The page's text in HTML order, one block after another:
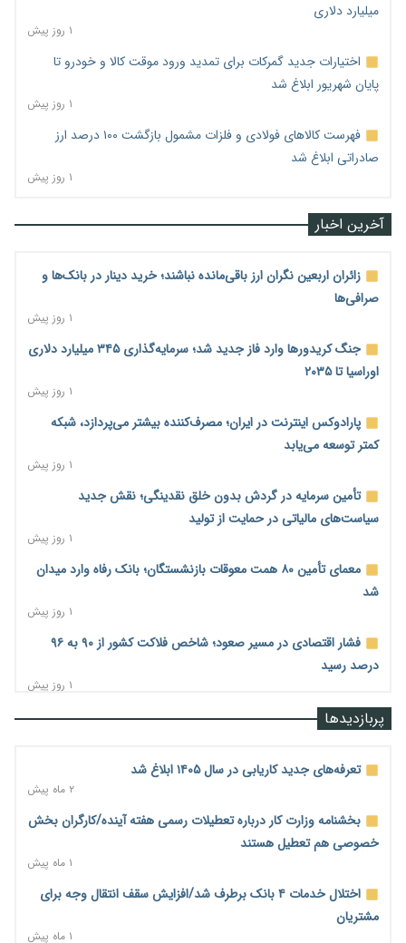
میلیارد دلاری
۱ روز پیش
اختیارات جدید گمرکات برای تمدید ورود موقت کالا و خودرو تا
پایان شهریور ابلاغ شد
۱ روز پیش
فهرست کالاهای فولادی و فلزات مشمول بازگشت ۱۰۰ درصد ارز
صادراتی ابلاغ شد
۱ روز پیش
آخرین اخبار
زائران اربعین نگران ارز باقی‌مانده نباشند؛ خرید دینار در بانک‌ها و
صرافی‌ها
۱ روز پیش
جنگ کریدورها وارد فاز جدید شد؛ سرمایه‌گذاری ۳۴۵ میلیارد دلاری
اوراسیا تا ۲۰۳۵
۱ روز پیش
پارادوکس اینترنت در ایران؛ مصرف‌کننده بیشتر می‌پردازد، شبکه
کمتر توسعه می‌یابد
۱ روز پیش
تأمین سرمایه در گردش بدون خلق نقدینگی؛ نقش جدید
سیاست‌های مالیاتی در حمایت از تولید
۱ روز پیش
معمای تأمین ۸۰ همت معوقات بازنشستگان؛ بانک رفاه وارد میدان
شد
۱ روز پیش
فشار اقتصادی در مسیر صعود؛ شاخص فلاکت کشور از ۹۰ به ۹۶
درصد رسید
۱ روز پیش
رشد ۷۵ هزار میلیاردی بازار خرید اعتباری؛ فین‌تک‌ها وارد میدان
آغاز اجرای پایلوت «ردا کارت» برای دانشجویان تحصیلات تکمیلی
۱ روز پیش
محدودیت تازه برای شبکه بانکی؛ افزایش سپرده قانونی با هدف
کنترل تورم
۱ روز پیش
پربازدیدها
تعرفه‌های جدید کاریابی در سال ۱۴۰۵ ابلاغ شد
۲ ماه پیش
بخشنامه وزارت کار درباره تعطیلات رسمی هفته آینده/کارگران بخش
خصوصی هم تعطیل هستند
۱ ماه پیش
اختلال خدمات ۴ بانک برطرف شد/افزایش سقف انتقال وجه برای
مشتریان
۱ ماه پیش